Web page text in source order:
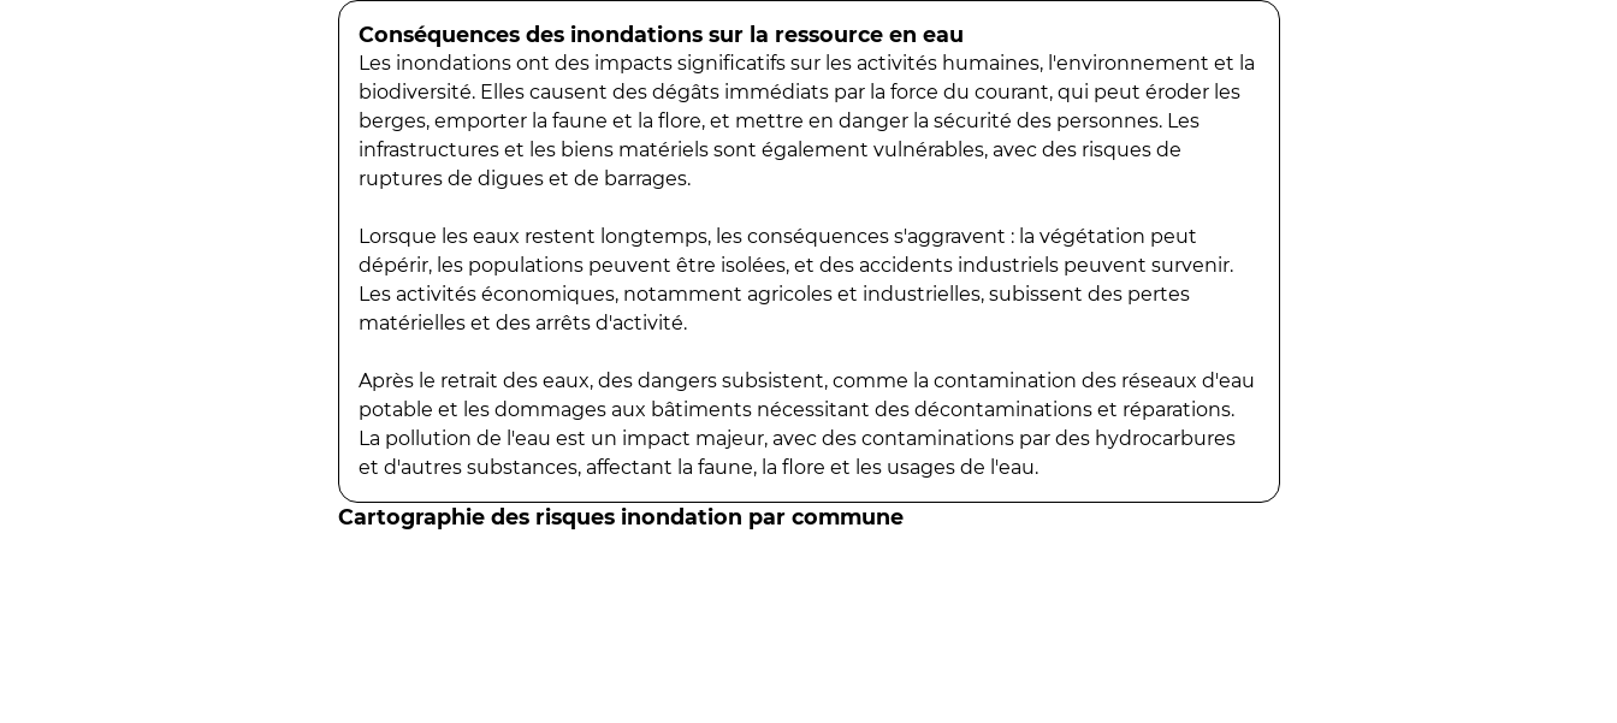
Conséquences des inondations sur la ressource en eau
Les inondations ont des impacts significatifs sur les activités humaines, l'environnement et la
biodiversité. Elles causent des dégâts immédiats par la force du courant, qui peut éroder les
berges, emporter la faune et la flore, et mettre en danger la sécurité des personnes. Les
infrastructures et les biens matériels sont également vulnérables, avec des risques de
ruptures de digues et de barrages.
Lorsque les eaux restent longtemps, les conséquences s'aggravent : la végétation peut
dépérir, les populations peuvent être isolées, et des accidents industriels peuvent survenir.
Les activités économiques, notamment agricoles et industrielles, subissent des pertes
matérielles et des arrêts d'activité.
Après le retrait des eaux, des dangers subsistent, comme la contamination des réseaux d'eau
potable et les dommages aux bâtiments nécessitant des décontaminations et réparations.
La pollution de l'eau est un impact majeur, avec des contaminations par des hydrocarbures
et d'autres substances, affectant la faune, la flore et les usages de l'eau.
Cartographie des risques inondation par commune